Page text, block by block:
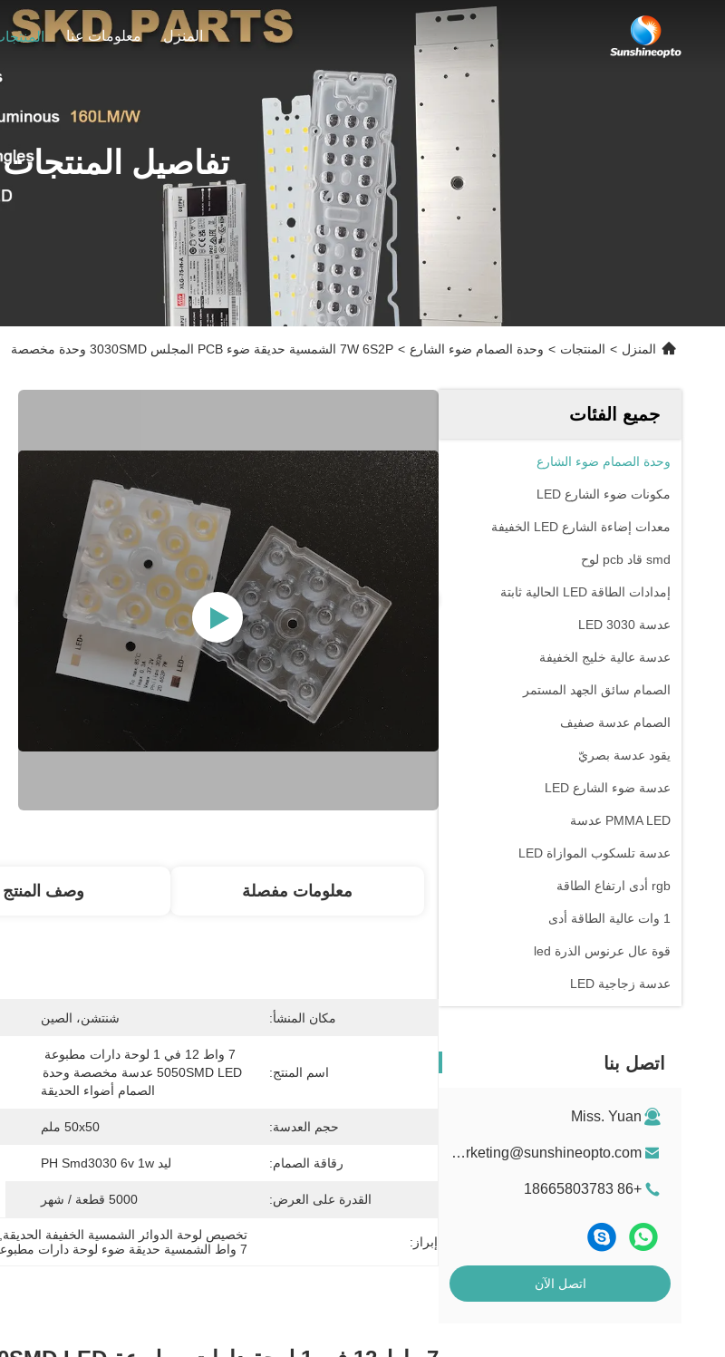
المنزل معلومات عنا
تفاصيل المنتجات
المنزل > المنتجات > وحدة الصمام ضوء الشارع > 7W 6S2P الشمسية حديقة ضوء PCB المجلس 3030SMD وحدة مخصصة
جميع الفئات
وحدة الصمام ضوء الشارع
مكونات ضوء الشارع LED
معدات إضاءة الشارع LED الخفيفة
smd قاد pcb لوح
إمدادات الطاقة LED الحالية ثابتة
عدسة 3030 LED
عدسة عالية خليج الخفيفة
الصمام سائق الجهد المستمر
الصمام عدسة صفيف
يقود عدسة بصريّ
عدسة ضوء الشارع LED
PMMA LED عدسة
عدسة تلسكوب الموازاة LED
rgb أدى ارتفاع الطاقة
1 وات عالية الطاقة أدى
قوة عال عرنوس الذرة led
عدسة زجاجية LED
اتصل بنا
Miss. Yuan
marketing@sunshineopto.com
+86 18665803783
اتصل الآن
معلومات مفصلة وصف المنتج
مكان المنشأ: شنتشن، الصين
اسم المنتج:
الصمام أضواء الحديقة
حجم العدسة: 50x50 ملم
رقاقة الصمام: ليد PH Smd3030 6v 1w
القدرة على العرض: 5000 قطعة / شهر
إبراز: تخصيص لوحة الدوائر الشمسية الخفيفة الحديقة
7 واط الشمسية حديقة ضوء لوحة دارات مطبوعة